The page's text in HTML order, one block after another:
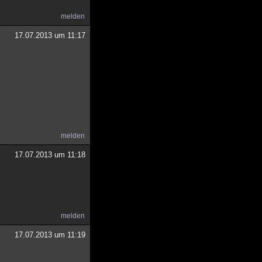
melden
17.07.2013 um 11:17
melden
17.07.2013 um 11:18
melden
17.07.2013 um 11:19